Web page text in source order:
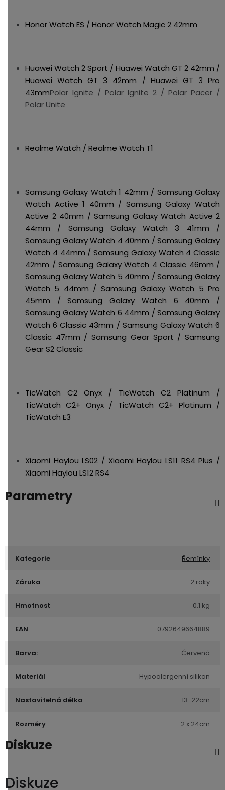
Honor Watch ES / Honor Watch Magic 2 42mm
Huawei Watch 2 Sport / Huawei Watch GT 2 42mm /
Huawei Watch GT 3 42mm / Huawei GT 3 Pro
43mmPolar Ignite / Polar Ignite 2 / Polar Pacer /
Polar Unite
Realme Watch / Realme Watch T1
Samsung Galaxy Watch 1 42mm / Samsung Galaxy
Watch Active 1 40mm / Samsung Galaxy Watch
Active 2 40mm / Samsung Galaxy Watch Active 2
44mm / Samsung Galaxy Watch 3 41mm /
Samsung Galaxy Watch 4 40mm / Samsung Galaxy
Watch 4 44mm / Samsung Galaxy Watch 4 Classic
42mm / Samsung Galaxy Watch 4 Classic 46mm /
Samsung Galaxy Watch 5 40mm / Samsung Galaxy
Watch 5 44mm / Samsung Galaxy Watch 5 Pro
45mm / Samsung Galaxy Watch 6 40mm /
Samsung Galaxy Watch 6 44mm / Samsung Galaxy
Watch 6 Classic 43mm / Samsung Galaxy Watch 6
Classic 47mm / Samsung Gear Sport / Samsung
Gear S2 Classic
TicWatch C2 Onyx / TicWatch C2 Platinum /
TicWatch C2+ Onyx / TicWatch C2+ Platinum /
TicWatch E3
Xiaomi Haylou LS02 / Xiaomi Haylou LS11 RS4 Plus /
Xiaomi Haylou LS12 RS4
Parametry
Kategorie Řemínky
Záruka 2 roky
Hmotnost 0.1 kg
EAN 0792649664889
Barva: Červená
Materiál Hypoalergenní silikon
Nastavitelná délka 13-22cm
Rozměry 2 x 24cm
Diskuze
Diskuze